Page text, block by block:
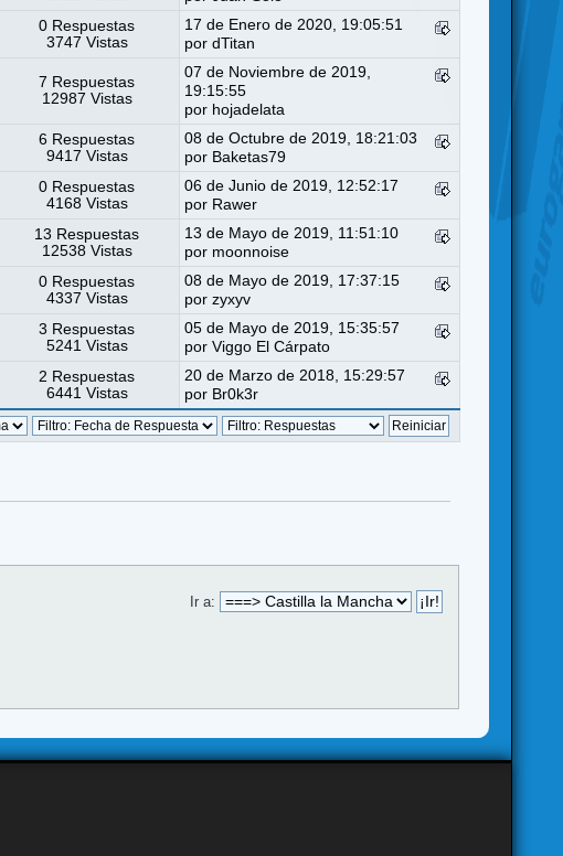
0 Respuestas
3747 Vistas
17 de Enero de 2020, 19:05:51
pordTitan
7 Respuestas
12987 Vistas
07 de Noviembre de 2019,
19:15:55
por hojadelata
6 Respuestas
9417 Vistas
08 de Octubre de 2019, 18:21:03
por Baketas79
0 Respuestas
4168 Vistas
06 de Junio de 2019, 12:52:17
por Rawer
13 Respuestas
12538 Vistas
13 de Mayo de 2019, 11:51:10
por moonnoise
0 Respuestas
4337 Vistas
08 de Mayo de 2019, 17:37:15
porzyxyv
3 Respuestas
5241 Vistas
05 de Mayo de 2019, 15:35:57
porViggo El Cárpato
2 Respuestas
6441 Vistas
20 de Marzo de 2018, 15:29:57
por Br0k3r
Ir a: